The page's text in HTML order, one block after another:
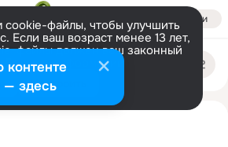
Войти
файлы, чтобы улучшить
Если ваш возраст менее 13 лет,
файлы должен ваш законный
Больше информации
Настроить
— здесь